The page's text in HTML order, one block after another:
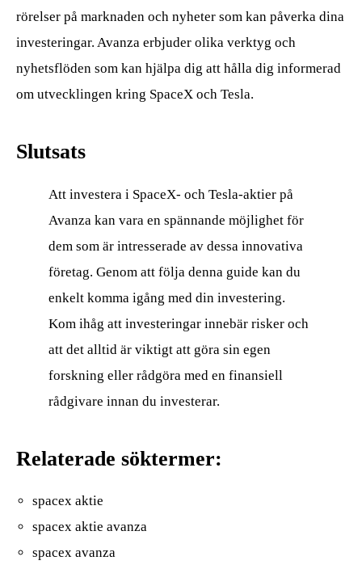
rörelser på marknaden och nyheter som kan påverka dina
investeringar. Avanza erbjuder olika verktyg och
nyhetsflöden som kan hjälpa dig att hålla dig informerad
om utvecklingen kring SpaceX och Tesla.
Slutsats
Att investera i SpaceX- och Tesla-aktier på
Avanza kan vara en spännande möjlighet för
dem som är intresserade av dessa innovativa
företag. Genom att följa denna guide kan du
enkelt komma igång med din investering.
Kom ihåg att investeringar innebär risker och
att det alltid är viktigt att göra sin egen
forskning eller rådgöra med en finansiell
rådgivare innan du investerar.
Relaterade söktermer:
spacex aktie
spacex aktie avanza
spacex avanza